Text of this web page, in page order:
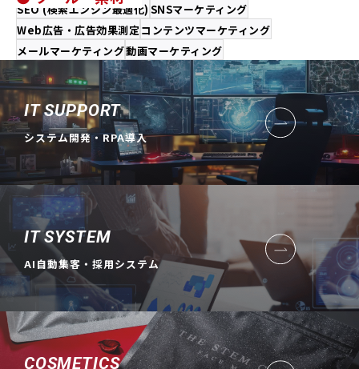
SEO (検索エンジン最適化) SNSマーケティング
Web広告・広告効果測定コンテンツマーケティング
メールマーケティング動画マーケティング
IT SUPPORT
システム開発・RPA導入
IT SYSTEM
AI自動集客・採用システム
COSMETICS